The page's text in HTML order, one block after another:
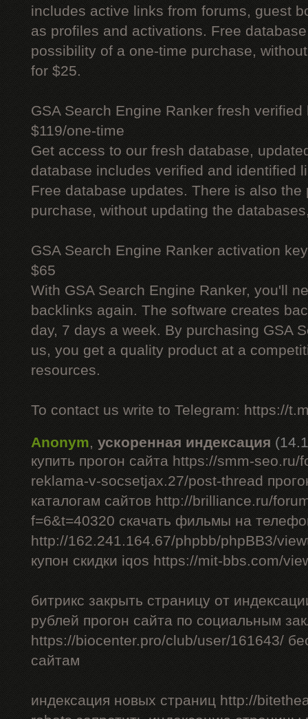
includes active links from forums, guest
as profiles and activations. Free
possibility of a one-time purchase,
for $25.
GSA Search Engine Ranker fresh verified
$119/one-time
Get access to our fresh database,
database includes verified and identified
Free database updates. There is also
purchase, without updating the
GSA Search Engine Ranker activation key
$65
With GSA Search Engine Ranker, you'll
backlinks again. The software creates
day, 7 days a week. By purchasing GSA
us, you get a quality product at a
resources.
To contact us write to Telegram: https://
Anonym, ускоренная индексация
купить прогон сайта https://smm-
reklama-v-socsetjax.27/post-thread
каталогам сайтов http://brilliance.ru/
f=6&t=40320 скачать фильмы на
http://162.241.164.67/phpbb/phpBB3/
купон скидки iqos https://mit-bbs.com/
битрикс закрыть страницу от
рублей прогон сайта по социальным
https://biocenter.pro/club/user/161643/
сайтам
индексация новых страниц http://